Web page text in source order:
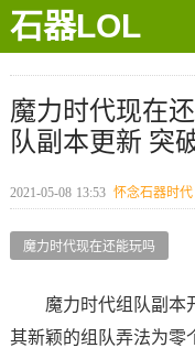
石器LOL
魔力时代现在
队副本更新 突
2021-05-08 13:53 怀念石器时代
魔力时代现在还能玩吗
魔力时代组队副本开
其新颖的组队弄法为零